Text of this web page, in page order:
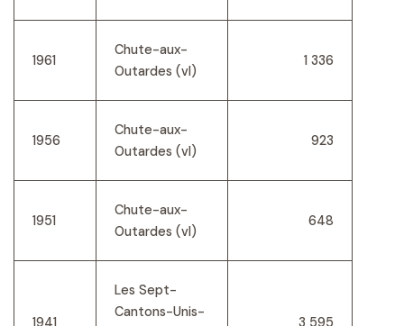
1961
Chute-aux-
Outardes (vl)
1 336
1956
Chute-aux-
Outardes (vl)
923
1951
Chute-aux-
Outardes (vl)
648
1941
Les Sept-
Cantons-Unis-
3 595